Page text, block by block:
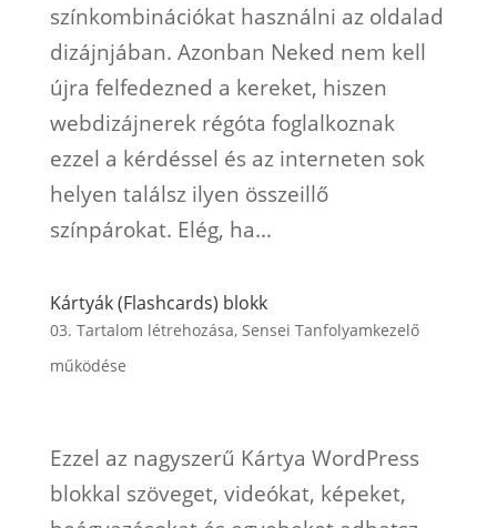
színkombinációkat használni az oldalad
dizájnjában. Azonban Neked nem kell
újra felfedezned a kereket, hiszen
webdizájnerek régóta foglalkoznak
ezzel a kérdéssel és az interneten sok
helyen találsz ilyen összeillő
színpárokat. Elég, ha...
Kártyák (Flashcards) blokk
03. Tartalom létrehozása, Sensei Tanfolyamkezelő
működése
Ezzel az nagyszerű Kártya WordPress
blokkal szöveget, videókat, képeket,